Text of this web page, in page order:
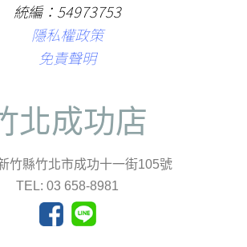
統編：54973753
隱私權政策
免責聲明
北成功店
竹縣竹北市成功十一街105號
TEL: 03 658-8981